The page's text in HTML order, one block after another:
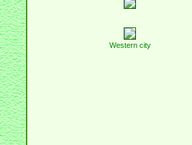
Western city